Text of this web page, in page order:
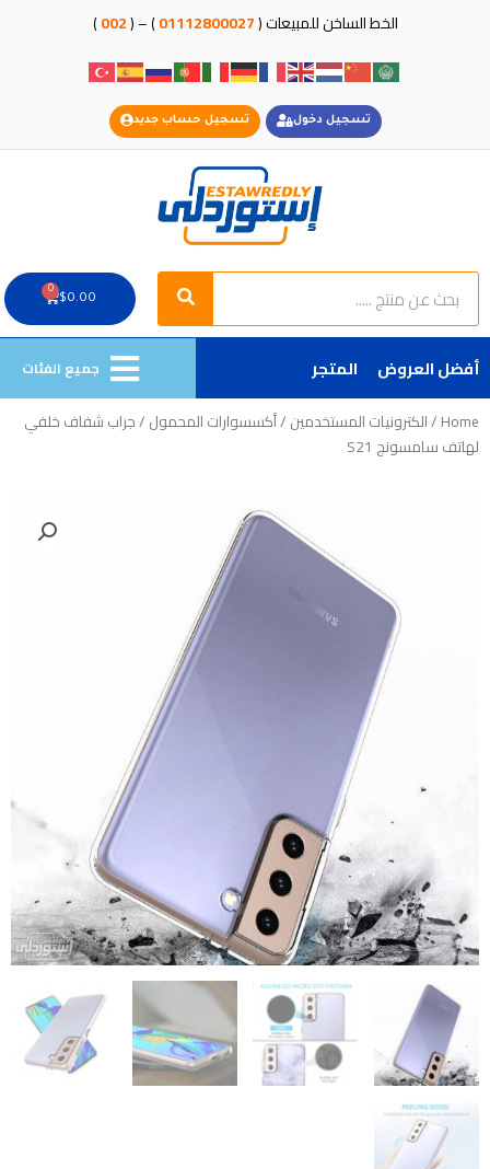
الخط الساخن للمبيعات (01112800027
) – (
002
)
تسجيل دخول تسجيل حساب جديد
Search
Search
$0.00
0
Cart
أفضل العروض المتجر جميع الفئات
Home
/الكترونيات المستخدمين /أكسسوارات المحمول / جراب شفاف خلفي
لهاتف سامسونج S21